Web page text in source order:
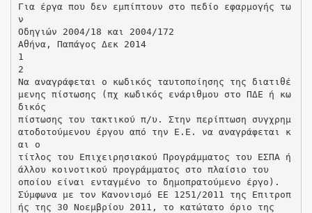
Για έργα που δεν εμπίπτουν στο πεδίο εφαρμογής τω
ν
Οδηγιών 2004/18 και 2004/172
Αθήνα, Παπάγος Δεκ 2014
1
2
Να αναγράφεται ο κωδικός ταυτοποίησης της διατιθέ
μενης πίστωσης (πχ κωδικός ενάριθμου στο ΠΔΕ ή κω
δικός
πίστωσης του τακτικού π/υ. Στην περίπτωση συγχρημ
ατοδοτούμενου έργου από την Ε.Ε. να αναγράφεται κ
αι ο
τίτλος του Επιχειρησιακού Προγράμματος του ΕΣΠΑ ή
άλλου κοινοτικού προγράμματος στο πλαίσιο του
οποίου είναι ενταγμένο το δημοπρατούμενο έργο).
Σύμφωνα με τον Κανονισμό ΕΕ 1251/2011 της Επιτροπ
ής της 30 Νοεμβρίου 2011, το κατώτατο όριο της